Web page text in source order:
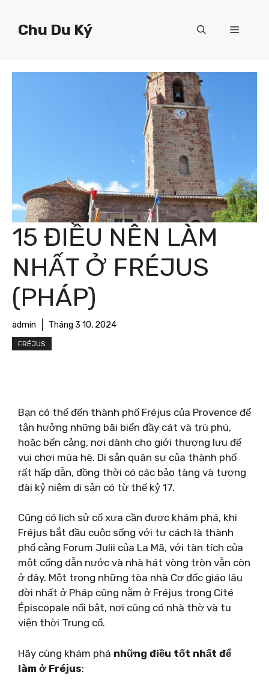
Chu Du Ký Menu
15 ĐIỀU NÊN LÀM
NHẤT Ở FRÉJUS
(PHÁP)
admin Tháng 3 10, 2024
FRÉJUS
Bạn có thể đến thành phố Fréjus của Provence để
tận hưởng những bãi biển đầy cát và trù phú,
hoặc bến cảng, nơi dành cho giới thượng lưu để
vui chơi mùa hè. Di sản quân sự của thành phố
rất hấp dẫn, đồng thời có các bảo tàng và tượng
đài kỷ niệm di sản có từ thế kỷ 17.
Cũng có lịch sử cổ xưa cần được khám phá, khi
Fréjus bắt đầu cuộc sống với tư cách là thành
phố cảng Forum Julii của La Mã, với tàn tích của
một cống dẫn nước và nhà hát vòng tròn vẫn còn
ở đây. Một trong những tòa nhà Cơ đốc giáo lâu
đời nhất ở Pháp cũng nằm ở Fréjus trong Cité
Épiscopale nổi bật, nơi cũng có nhà thờ và tu
viện thời Trung cổ.
Hãy cùng khám phá những điều tốt nhất để
làm ở Fréjus: